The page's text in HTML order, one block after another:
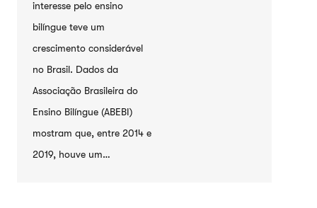
interesse pelo ensino
bilíngue teve um
crescimento considerável
no Brasil. Dados da
Associação Brasileira do
Ensino Bilíngue (ABEBI)
mostram que, entre 2014 e
2019, houve um…